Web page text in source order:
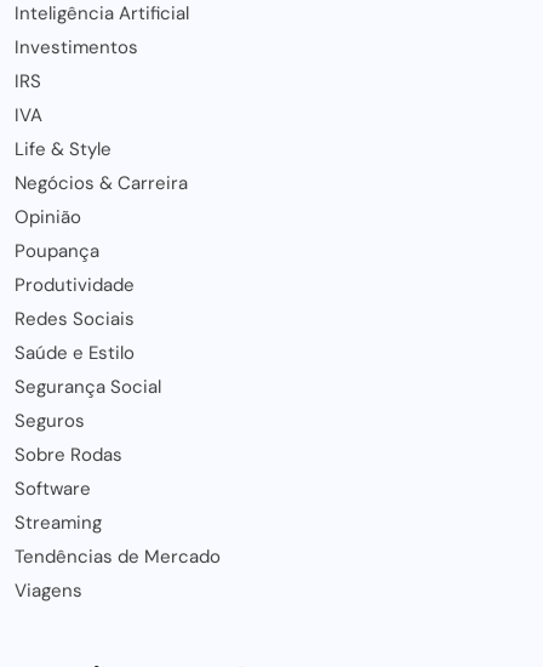
Inteligência Artificial
Investimentos
IRS
IVA
Life & Style
Negócios & Carreira
Opinião
Poupança
Produtividade
Redes Sociais
Saúde e Estilo
Segurança Social
Seguros
Sobre Rodas
Software
Streaming
Tendências de Mercado
Viagens